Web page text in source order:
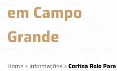
em Campo
Grande
Home » Informações » Cortina Rolo